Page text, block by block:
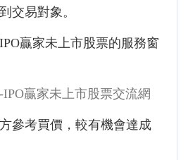
交易對象。
贏家未上市股票的服務窗
贏家未上市股票交流網
參考買價，較有機會達成